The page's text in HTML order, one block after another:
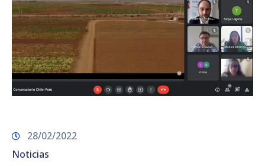
28/02/2022
Noticias